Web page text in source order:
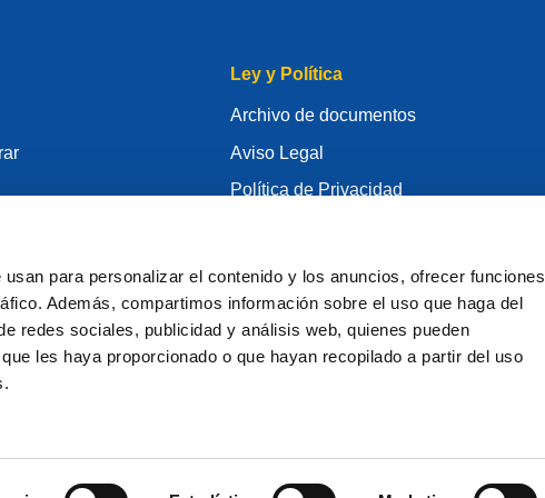
para personalizar el contenido y los anuncios, ofrecer funciones
Además, compartimos información sobre el uso que haga del
redes sociales, publicidad y análisis web, quienes pueden
les haya proporcionado o que hayan recopilado a partir del uso
Ley y Política
Archivo de documentos
Aviso Legal
Política de Privacidad
Articles of Association
EURid Responsible Disclosure Policy